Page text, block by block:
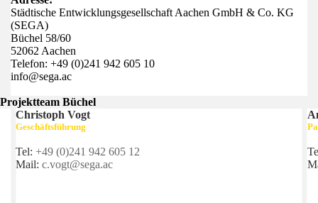
Städtische Entwicklungsgesellschaft Aachen GmbH & Co. KG
(SEGA)
Büchel 58/60
52062 Aachen
Telefon: +49 (0)241 942 605 10
info@sega.ac
Projektteam Büchel
Christoph Vogt
Geschäftsführung
Tel:+49 (0)241 942 605 12
Mail:c.vogt@sega.ac